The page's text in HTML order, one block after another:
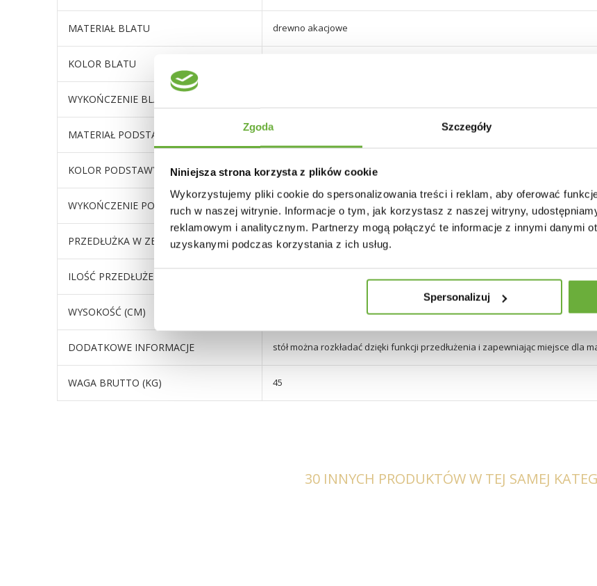
Zgoda Szczegóły
Niniejsza strona korzysta z plików cookie
Wykorzystujemy pliki cookie do spersonalizowania treści i reklam, aby oferować
ruch w naszej witrynie. Informacje o tym, jak korzystasz z naszej witryny,
reklamowym i analitycznym. Partnerzy mogą połączyć te informacje z innymi danymi
uzyskanymi podczas korzystania z ich usług.
Spersonalizuj
MATERIAŁ BLATU drewno akacjowe
KOLOR BLATU
WYKOŃCZENIE BLATU
MATERIAŁ PODSTAWY metal
KOLOR PODSTAWY ciemny
WYKOŃCZENIE PODSTAWY metal malowany proszkowo, rozstaw nóg wynosi – 100cm,
PRZEDŁUŻKA W ZESTAWIE tak
ILOŚĆ PRZEDŁUŻEK W ZESTAWIE 2, dokładane po jego bokach
WYSOKOŚĆ (CM) wysokość między podłogą a krawędzią blatu: 74 cm
DODATKOWE INFORMACJE stół można rozkładać dzięki funkcji przedłużenia i zapewniając miejsce dla
WAGA BRUTTO (KG) 45
30 INNYCH PRODUKTÓW W TEJ SAMEJ